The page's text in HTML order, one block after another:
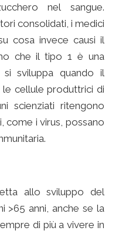
nel sangue.
consolidati, i medici
cosa invece causi il
che il tipo 1 è una
sviluppa quando il
cellule produttrici di
scienziati ritengono
come i virus, possano
allo sviluppo del
>65 anni, anche se la
di più a vivere in